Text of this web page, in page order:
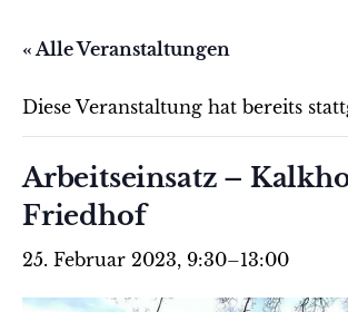
« Alle Veranstaltungen
Diese Veranstaltung hat bereits
Arbeitseinsatz –
Friedhof
25. Februar 2023, 9:30–13:00